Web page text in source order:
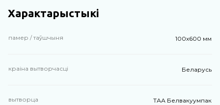
Характарыстыкі
памер / таўшчыня 100х600 мм
краіна вытворчасці Беларусь
вытворца ТАА Белвакуумпак